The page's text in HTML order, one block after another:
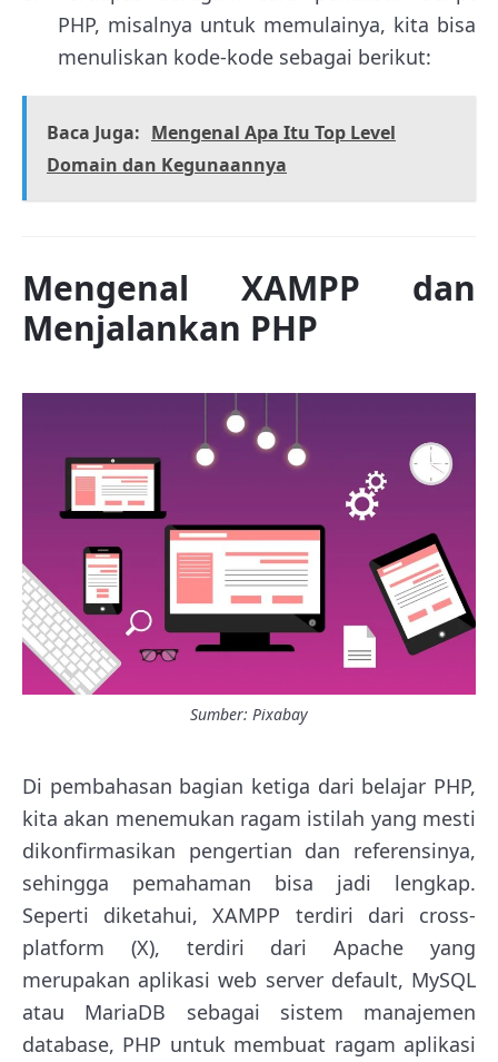
PHP, misalnya untuk memulainya, kita bisa
menuliskan kode-kode sebagai berikut:
Baca Juga: Mengenal Apa Itu Top Level
Domain dan Kegunaannya
Mengenal XAMPP dan
Menjalankan PHP
Sumber: Pixabay
Di pembahasan bagian ketiga dari belajar PHP,
kita akan menemukan ragam istilah yang mesti
dikonfirmasikan pengertian dan referensinya,
sehingga pemahaman bisa jadi lengkap.
Seperti diketahui, XAMPP terdiri dari cross-
platform (X), terdiri dari Apache yang
merupakan aplikasi web server default, MySQL
atau MariaDB sebagai sistem manajemen
database, PHP untuk membuat ragam aplikasi